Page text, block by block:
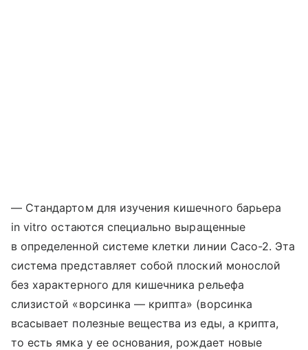
— Стандартом для изучения кишечного барьера
in vitro остаются специально выращенные
в определенной системе клетки линии Caco-2. Эта
система представляет собой плоский монослой
без характерного для кишечника рельефа
слизистой «ворсинка — крипта» (ворсинка
всасывает полезные вещества из еды, а крипта,
то есть ямка у ее основания, рождает новые